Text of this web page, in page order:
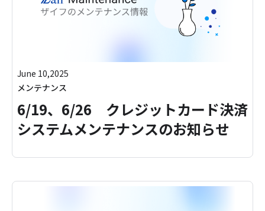
June 10,2025
メンテナンス
6/19、6/26 クレジットカード決済
システムメンテナンスのお知らせ